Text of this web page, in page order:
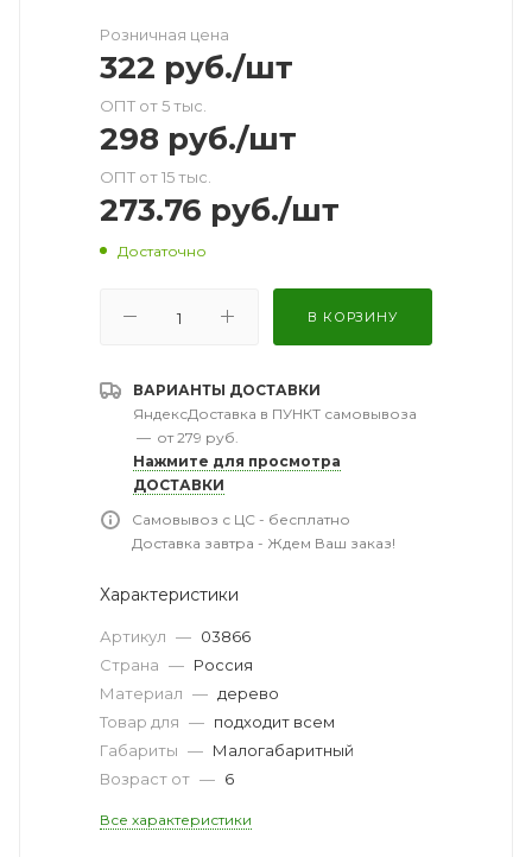
Розничная цена
322 руб./шт
ОПТ от 5 тыс.
298 руб./шт
ОПТ от 15 тыс.
273.76 руб./шт
Достаточно
В КОРЗИНУ
ВАРИАНТЫ ДОСТАВКИ
ЯндексДоставка в ПУНКТ самовывоза
— от 279 руб.
Нажмите для просмотра
ДОСТАВКИ
Самовывоз с ЦС - бесплатно
Доставка завтра - Ждем Ваш заказ!
Характеристики
Артикул — 03866
Страна — Россия
Материал — дерево
Товар для — подходит всем
Габариты — Малогабаритный
Возраст от — 6
Все характеристики